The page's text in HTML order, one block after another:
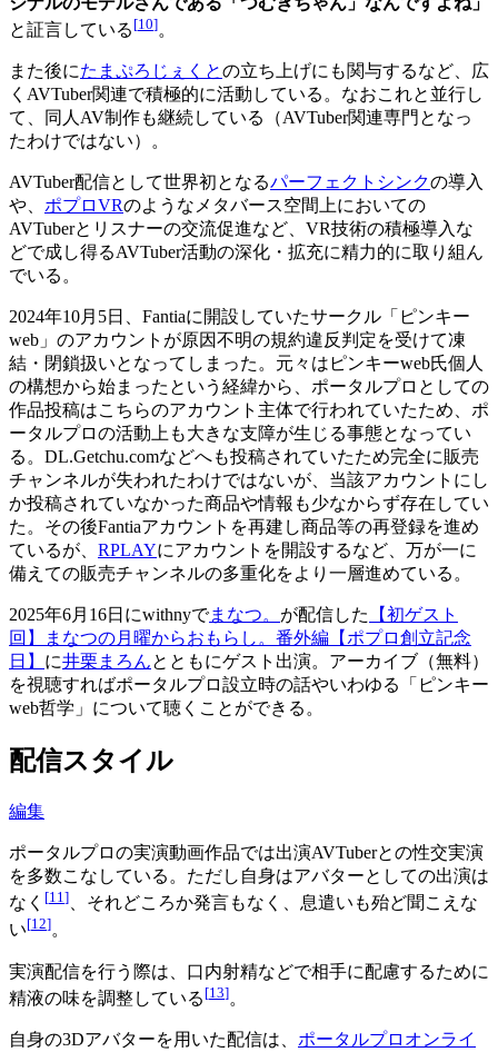
と証言している [10]。
また後にたまぷろじぇくとの立ち上げにも関与するなど、広
くAVTuber関連で積極的に活動している。なおこれと並行し
て、同人AV制作も継続している（AVTuber関連専門となっ
たわけではない）。
AVTuber配信として世界初となるパーフェクトシンクの導入
や、 ポプロVRのようなメタバース空間上においての
AVTuberとリスナーの交流促進など、VR技術の積極導入な
どで成し得るAVTuber活動の深化・拡充に精力的に取り組ん
でいる。
2024年10月5日、Fantiaに開設していたサークル「ピンキー
web」のアカウントが原因不明の規約違反判定を受けて凍
結・閉鎖扱いとなってしまった。元々はピンキーweb氏個人
の構想から始まったという経緯から、ポータルプロとしての
作品投稿はこちらのアカウント主体で行われていたため、ポ
ータルプロの活動上も大きな支障が生じる事態となってい
る。DL.Getchu.comなどへも投稿されていたため完全に販売
チャンネルが失われたわけではないが、当該アカウントにし
か投稿されていなかった商品や情報も少なからず存在してい
た。その後Fantiaアカウントを再建し商品等の再登録を進め
ているが、 RPLAYにアカウントを開設するなど、万が一に
備えての販売チャンネルの多重化をより一層進めている。
2025年6月16日にwithnyでまなつ。 が配信した
【初ゲスト
回】まなつの月曜からおもらし。番外編【ポプロ創立記念
日】 に井栗まろんとともにゲスト出演。アーカイブ（無料）
を視聴すればポータルプロ設立時の話やいわゆる「ピンキー
web哲学」について聴くことができる。
配信スタイル
編集
ポータルプロの実演動画作品では出演AVTuberとの性交実演
を多数こなしている。ただし自身はアバターとしての出演は
なく [11] 、それどころか発言もなく、息遣いも殆ど聞こえな
い[12]。
実演配信を行う際は、口内射精などで相手に配慮するために
精液の味を調整している [13]。
自身の3Dアバターを用いた配信は、 ポータルプロオンライ